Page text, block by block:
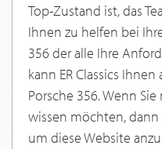
Top-Zustand ist, das
Ihnen zu helfen bei
356 der alle Ihre
kann ER Classics
Porsche 356. Wenn
wissen möchten, dann
um diese Website